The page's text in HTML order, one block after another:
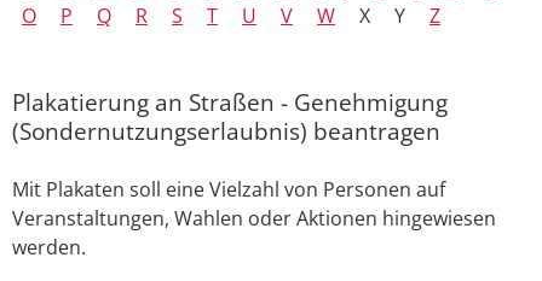
O
P Q R S T U V W X Y Z
Plakatierung an Straßen - Genehmigung
(Sondernutzungserlaubnis) beantragen
Mit Plakaten soll eine Vielzahl von Personen auf
Veranstaltungen, Wahlen oder Aktionen hingewiesen
werden.